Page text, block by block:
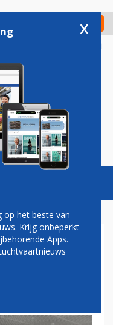
Check in
Vacatures
x
op het beste van
Krijg onbeperkt
Apps.